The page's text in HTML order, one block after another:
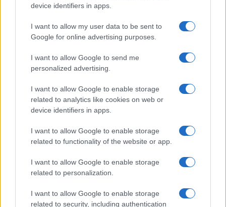
device identifiers in apps.
I want to allow my user data to be sent to
Google for online advertising purposes.
I want to allow Google to send me
personalized advertising.
I want to allow Google to enable storage
related to analytics like cookies on web or
device identifiers in apps.
I want to allow Google to enable storage
related to functionality of the website or app.
I want to allow Google to enable storage
related to personalization.
I want to allow Google to enable storage
related to security, including authentication
repressivo, assassino”. I dipendenti, imbarazzati e
intenda dire che a differenza di quando Western
Union era chiusa a Cuba, ora puoi inviare denaro”.
Per il cliente si tratta di qualcosa di molto diverso
da quanto suggerisce il poster, che descrive come
“una mancanza di rispetto per l’esilio”. All’inizio di
questo mese, Western Union ha annunciato
l’apertura dell’invio di rimesse a Cuba da tutti i
suoi uffici negli Stati Uniti, tramite l’agenzia
cubana Orbit.
detenzione nel sud del Messico